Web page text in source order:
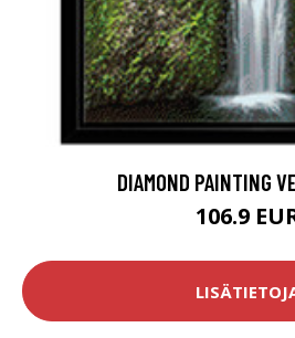
DIAMOND PAINTING
106.9